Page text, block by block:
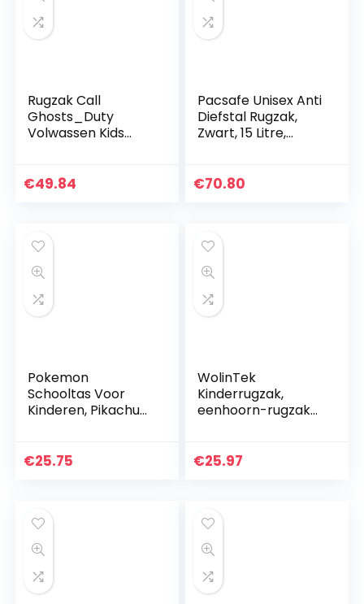
Rugzak Call
Ghosts_Duty
Volwassen Kids
Lunch Tas en
€49.84
Pacsafe Unisex Anti
Diefstal Rugzak,
Zwart, 15 Litre,
€70.80
Pokemon
Schooltas Voor
Kinderen, Pikachu
Schooltas Blauw,
€25.75
WolinTek
Kinderrugzak,
eenhoorn-rugzak
pailletten,
€25.97